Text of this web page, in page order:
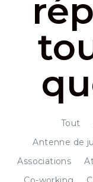
Tout
Antenne de
Associations